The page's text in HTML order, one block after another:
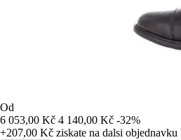
Od
6 053,00 Kč 4 140,00 Kč -32%
+207,00 Kč ziskate na dalsi objednavku